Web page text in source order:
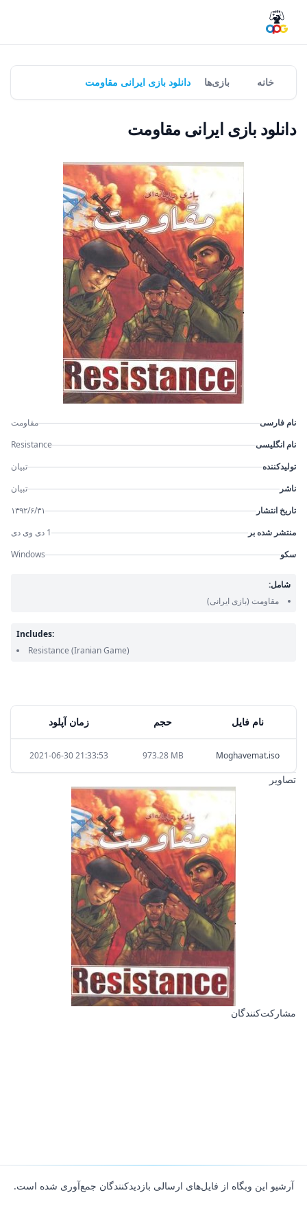
خانه بازی‌ها دانلود بازی ایرانی مقاومت
دانلود بازی ایرانی مقاومت
نام فایل حجم زمان آپلود
Moghavemat.iso
973.28 MB
2021-06-30 21:33:53
تصاویر
مشارکت‌کنندگان
نام فارسی
مقاومت
نام انگلیسی
Resistance
تولیدکننده
تبیان
ناشر
تبیان
تاریخ انتشار
۱۳۹۲/۶/۳۱
منتشر شده بر
1 دی وی دی
سکو
Windows
شامل:
مقاومت (بازی ایرانی)
Includes:
Resistance (Iranian Game)
آرشیو این وبگاه از فایل‌های ارسالی بازدیدکنندگان جمع‌آوری شده است.